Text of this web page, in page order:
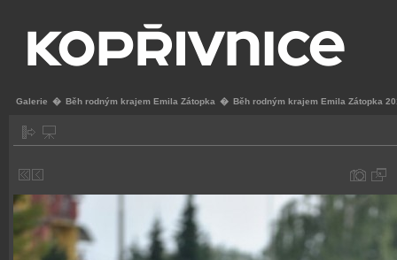
Galerie � Běh rodným krajem Emila Zátopka � Běh rodným krajem Emila Zátopka